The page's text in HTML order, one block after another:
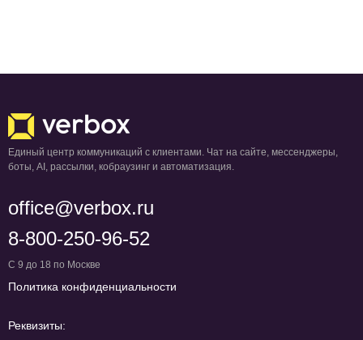
Единый центр коммуникаций с клиентами. Чат на сайте, мессенджеры,
боты, AI, рассылки, кобраузинг и автоматизация.
office@verbox.ru
8-800-250-96-52
С 9 до 18 по Москве
Политика конфиденциальности
Реквизиты: